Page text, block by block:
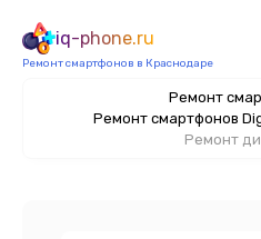
iq-phone.ru
Ремонт смартфонов в Краснодаре
Ремонт
Ремонт смартфонов
Ремонт